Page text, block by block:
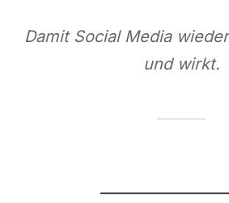
Damit Social Media
und wirkt.